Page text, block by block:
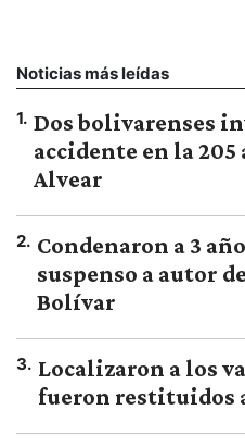
Noticias más leídas
1. Dos bolivarenses
accidente en la
Alvear
2. Condenaron a 3
suspenso a autor
Bolívar
3. Localizaron a los
fueron restituidos